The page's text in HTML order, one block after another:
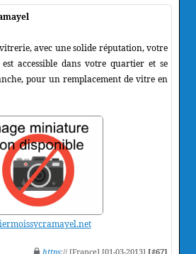
avec une solide réputation, votre
accessible dans votre quartier et se
pour un remplacement de vitre en
https:// [France] [01-03-2013] [#67]